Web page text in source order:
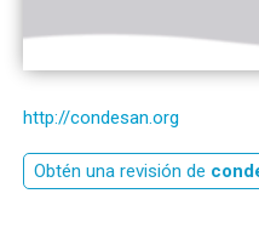
http://condesan.org
Obtén una revisión de